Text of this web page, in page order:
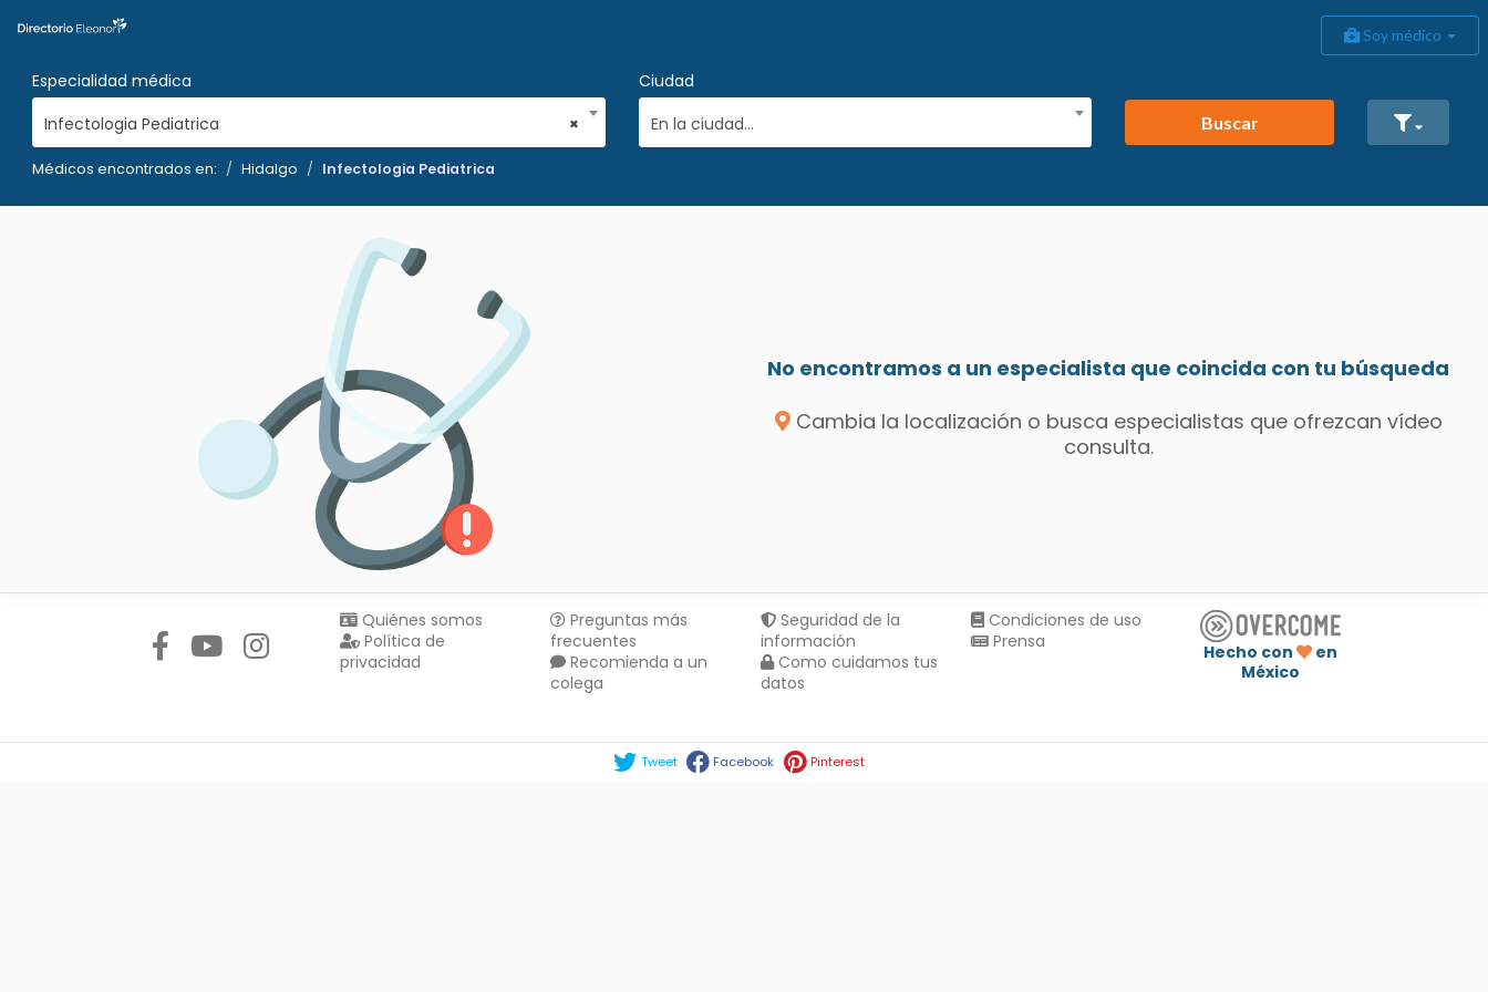
Soy médico
Especialidad médica
×
Infectologia Pediatrica
Ciudad
En la ciudad...
Buscar
Médicos encontrados en: Hidalgo Infectologia Pediatrica
No encontramos a un especialista que coincida con tu búsqueda
Cambia la localización o busca especialistas que ofrezcan vídeo
consulta.
Quiénes somos
Política de
privacidad
Preguntas más
frecuentes
Recomienda a un
colega
Seguridad de la
información
Como cuidamos tus
datos
Condiciones de uso
Prensa
Hecho con
en
México
Tweet Facebook Pinterest